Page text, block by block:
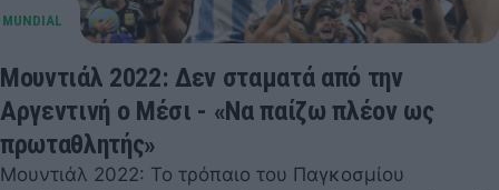
Μουντιάλ 2022: Δεν σταματά από την
Αργεντινή ο Μέσι - «Να παίζω πλέον ως
πρωταθλητής»
Μουντιάλ 2022: Το τρόπαιο του Παγκοσμίου